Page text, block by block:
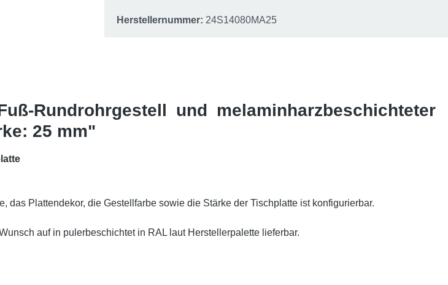
Herstellernummer: 24S14080MA25
Rundrohrgestell und melaminharzbeschichteter
25 mm"
Plattendekor, die Gestellfarbe sowie die Stärke der Tischplatte ist konfigurierbar.
auf in pulerbeschichtet in RAL laut Herstellerpalette lieferbar.